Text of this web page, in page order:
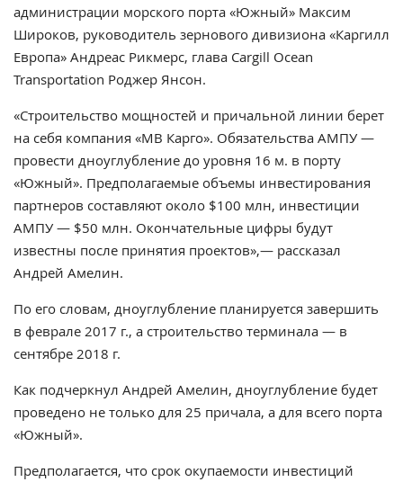
администрации морского порта «Южный» Максим
Широков, руководитель зернового дивизиона «Каргилл
Европа» Андреас Рикмерс, глава Cargill Ocean
Transportation Роджер Янсон.
«Строительство мощностей и причальной линии берет
на себя компания «МВ Карго». Обязательства АМПУ —
провести дноуглубление до уровня 16 м. в порту
«Южный». Предполагаемые объемы инвестирования
партнеров составляют около $100 млн, инвестиции
АМПУ — $50 млн. Окончательные цифры будут
известны после принятия проектов»,— рассказал
Андрей Амелин.
По его словам, дноуглубление планируется завершить
в феврале 2017 г., а строительство терминала — в
сентябре 2018 г.
Как подчеркнул Андрей Амелин, дноуглубление будет
проведено не только для 25 причала, а для всего порта
«Южный».
Предполагается, что срок окупаемости инвестиций